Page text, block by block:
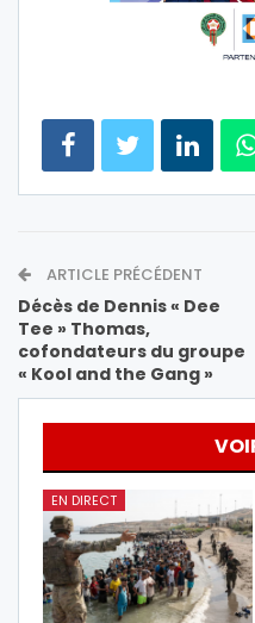
ARTICLE PRÉCÉDENT
Décès de Dennis « Dee
Tee » Thomas,
cofondateurs du groupe
« Kool and the Gang »
EN DIRECT